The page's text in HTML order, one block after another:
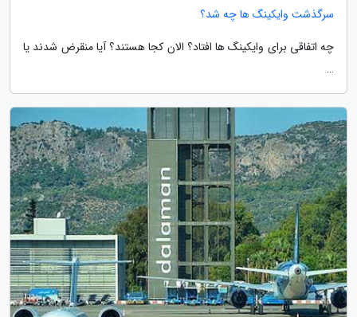
سرگذشت وایکینگ ها چه شد؟
چه اتفاقی برای وایکینگ ها افتاد؟ الان کجا هستند؟ آیا منقرض شدند یا
…